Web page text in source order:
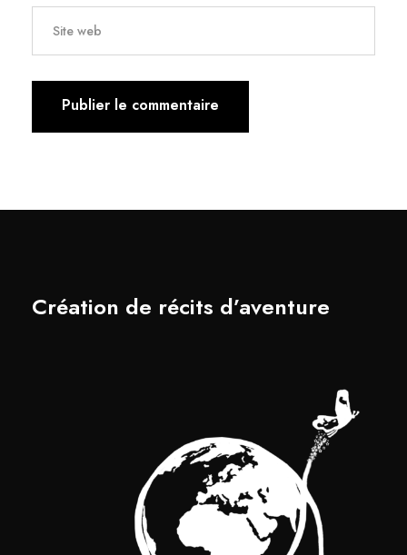
Création de récits d’aventure